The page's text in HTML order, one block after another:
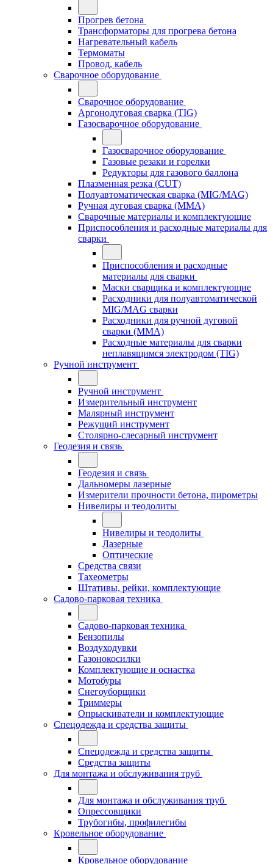
Прогрев бетона
Трансформаторы для прогрева бетона
Нагревательный кабель
Термоматы
Провод, кабель
Сварочное оборудование
Сварочное оборудование
Аргонодуговая сварка (TIG)
Газосварочное оборудование
Газосварочное оборудование
Газовые резаки и горелки
Редукторы для газового баллона
Плазменная резка (CUT)
Полуавтоматическая сварка (MIG/MAG)
Ручная дуговая сварка (MMA)
Сварочные материалы и комплектующие
Приспособления и расходные материалы для
сварки
Приспособления и расходные
материалы для сварки
Маски сварщика и комплектующие
Расходники для полуавтоматической
MIG/MAG сварки
Расходники для ручной дуговой
сварки (MMA)
Расходные материалы для сварки
неплавящимся электродом (TIG)
Ручной инструмент
Ручной инструмент
Измерительный инструмент
Малярный инструмент
Режущий инструмент
Столярно-слесарный инструмент
Геодезия и связь
Геодезия и связь
Дальномеры лазерные
Измерители прочности бетона, пирометры
Нивелиры и теодолиты
Нивелиры и теодолиты
Лазерные
Оптические
Средства связи
Тахеометры
Штативы, рейки, комплектующие
Садово-парковая техника
Садово-парковая техника
Бензопилы
Воздуходувки
Газонокосилки
Комплектующие и оснастка
Мотобуры
Снегоуборщики
Триммеры
Опрыскиватели и комплектующие
Спецодежда и средства защиты
Спецодежда и средства защиты
Средства защиты
Для монтажа и обслуживания труб
Для монтажа и обслуживания труб
Опрессовщики
Трубогибы, профилегибы
Кровельное оборудование
Кровельное оборудование